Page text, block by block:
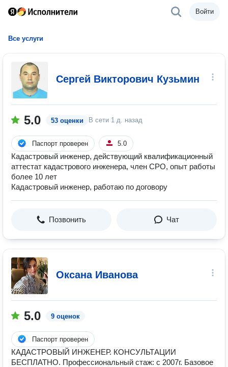
Войти
Все услуги
Сергей Викторович Кузьмин
5.0 53 оценки В сети 1 д. назад
Паспорт проверен 5.0
Кадастровый инженер, действующий квалификационный
аттестат кадастрового инженера, член СРО, опыт работы
более 10 лет
Кадастровый инженер, работаю по договору
Позвонить Чат
Оксана Иванова
5.0 9 оценок
Паспорт проверен
КАДАСТРОВЫЙ ИНЖЕНЕР. КОНСУЛЬТАЦИИ
БЕСПЛАТНО. Профессиональный стаж: с 2007г. Базовое